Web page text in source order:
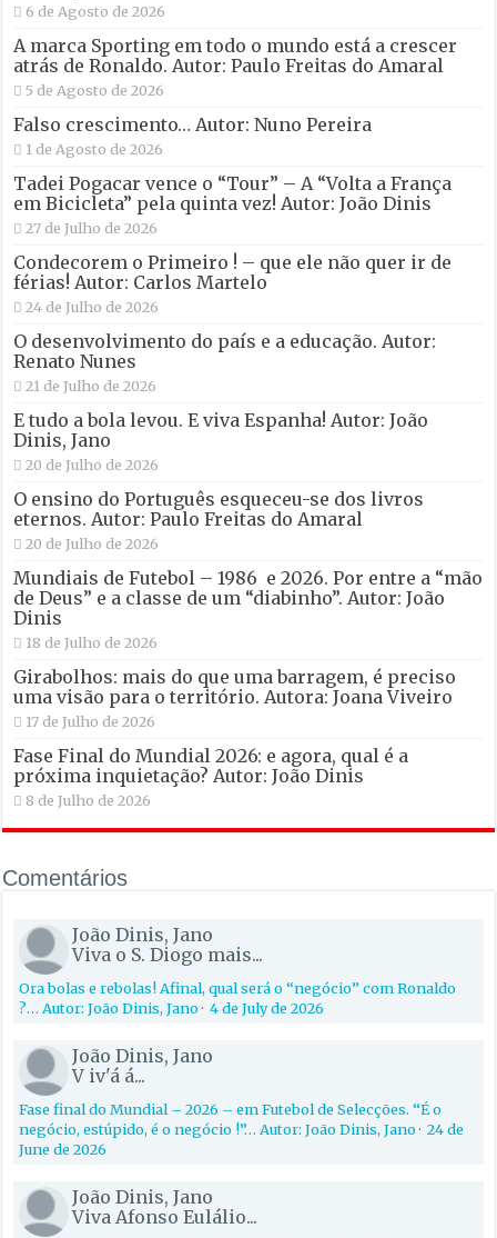
6 de Agosto de 2026
A marca Sporting em todo o mundo está a crescer
atrás de Ronaldo. Autor: Paulo Freitas do Amaral
5 de Agosto de 2026
Falso crescimento… Autor: Nuno Pereira
1 de Agosto de 2026
Tadei Pogacar vence o “Tour” – A “Volta a França
em Bicicleta” pela quinta vez! Autor: João Dinis
27 de Julho de 2026
Condecorem o Primeiro ! – que ele não quer ir de
férias! Autor: Carlos Martelo
24 de Julho de 2026
O desenvolvimento do país e a educação. Autor:
Renato Nunes
21 de Julho de 2026
E tudo a bola levou. E viva Espanha! Autor: João
Dinis, Jano
20 de Julho de 2026
O ensino do Português esqueceu-se dos livros
eternos. Autor: Paulo Freitas do Amaral
20 de Julho de 2026
Mundiais de Futebol – 1986 e 2026. Por entre a “mão
de Deus” e a classe de um “diabinho”. Autor: João
Dinis
18 de Julho de 2026
Girabolhos: mais do que uma barragem, é preciso
uma visão para o território. Autora: Joana Viveiro
17 de Julho de 2026
Fase Final do Mundial 2026: e agora, qual é a
próxima inquietação? Autor: João Dinis
8 de Julho de 2026
Comentários
João Dinis, Jano
Viva o S. Diogo mais...
Ora bolas e rebolas! Afinal, qual será o “negócio” com Ronaldo
?… Autor: João Dinis, Jano·4 de July de 2026
João Dinis, Jano
V iv'á á...
Fase final do Mundial – 2026 – em Futebol de Selecções. “É o
negócio, estúpido, é o negócio !”… Autor: João Dinis, Jano·24 de
June de 2026
João Dinis, Jano
Viva Afonso Eulálio...